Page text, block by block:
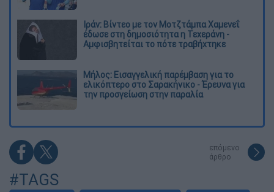
Ιράν: Βίντεο με τον Μοτζτάμπα Χαμενεΐ
έδωσε στη δημοσιότητα η Τεχεράνη -
Αμφισβητείται το πότε τραβήχτηκε
Μήλος: Εισαγγελική παρέμβαση για το
ελικόπτερο στο Σαρακήνικο - Έρευνα για
την προσγείωση στην παραλία
επόμενο
άρθρο
#TAGS